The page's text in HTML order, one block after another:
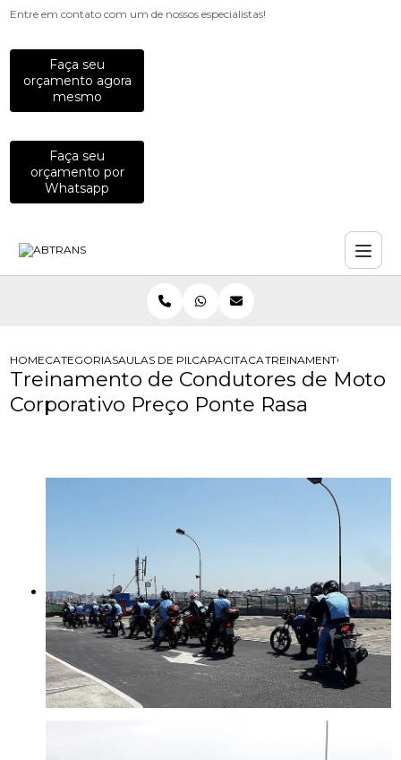
Entre em contato com um de nossos especialistas!
Faça seu
orçamento agora
mesmo
Faça seu
orçamento por
Whatsapp
HOMECATEGORIASAULAS DE PILOTAGEM PARA EMPRESAS
CAPACITACAO PARATREINAMENTO DE
Treinamento de Condutores de Moto
Corporativo Preço Ponte Rasa